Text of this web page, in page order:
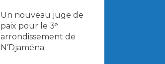
Un nouveau juge de
paix pour le 3ᵉ
arrondissement de
N’Djaména.